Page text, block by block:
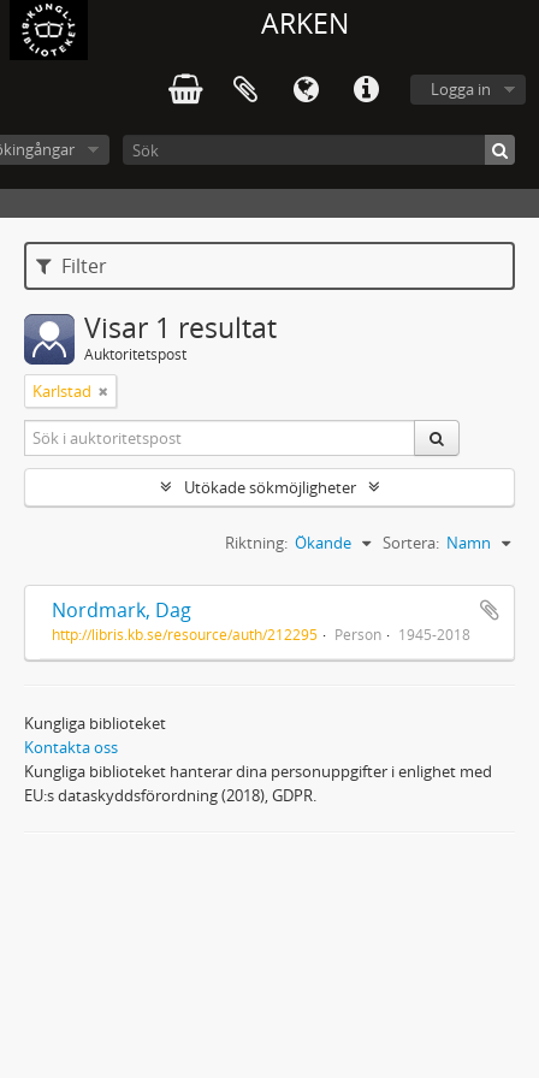
ARKEN
Logga in
Filter
Visar 1 resultat
Auktoritetspost
Karlstad
Utökade sökmöjligheter
Sortera: Namn
Riktning: Ökande
Nordmark, Dag
http://libris.kb.se/resource/auth/212295 Person 1945-2018
Kungliga biblioteket
Kontakta oss
Kungliga biblioteket hanterar dina personuppgifter i enlighet med
EU:s dataskyddsförordning (2018), GDPR.